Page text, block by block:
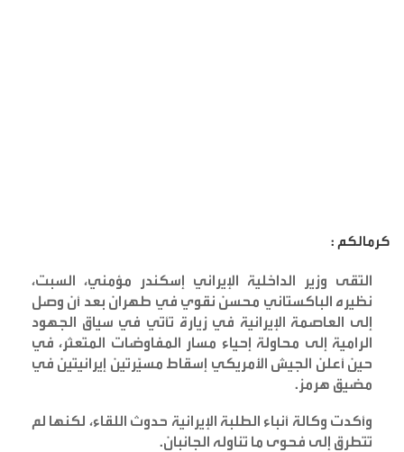
كرمالكم :
التقى وزير الداخلية الإيراني إسكندر مؤمني، السبت،
نظيره الباكستاني محسن نقوي في طهران بعد أن وصل
إلى العاصمة الإيرانية في زيارة تأتي في سياق الجهود
الرامية إلى محاولة إحياء مسار المفاوضات المتعثر، في
حين أعلن الجيش الأمريكي إسقاط مسيّرتين إيرانيتين في
مضيق هرمز.
وأكدت وكالة أنباء الطلبة الإيرانية حدوث اللقاء، لكنها لم
تتطرق إلى فحوى ما تناوله الجانبان.